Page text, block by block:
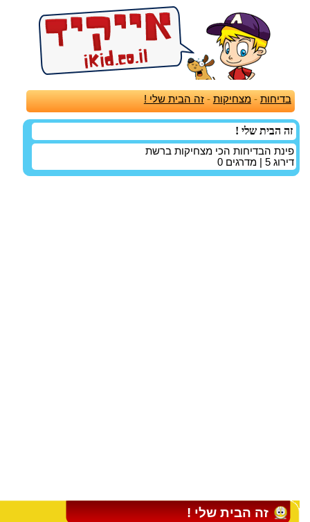
בדיחות -מצחיקות -זה הבית שלי !
זה הבית שלי !
פינת הבדיחות הכי מצחיקות ברשת
דירוג 5 | מדרגים 0
זה הבית שלי !